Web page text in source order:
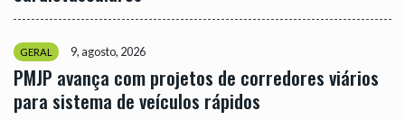
GERAL 9, agosto, 2026
PMJP avança com projetos de corredores viários
para sistema de veículos rápidos